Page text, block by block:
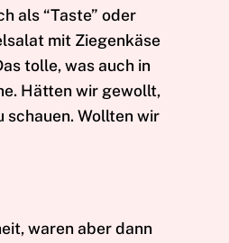
als “Taste” oder
mit Ziegenkäse
tolle, was auch in
Hätten wir gewollt,
schauen. Wollten wir
waren aber dann